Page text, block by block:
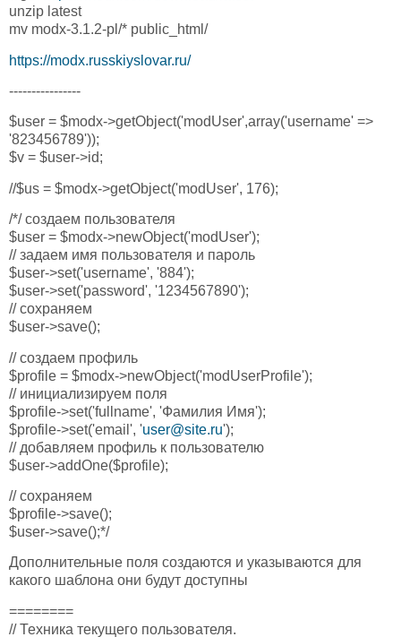
unzip latest
mv modx-3.1.2-pl/* public_html/
https://modx.russkiyslovar.ru/
----------------
$user = $modx->getObject('modUser',array('username' =>
'823456789'));
$v = $user->id;
//$us = $modx->getObject('modUser', 176);
/*/ создаем пользователя
$user = $modx->newObject('modUser');
// задаем имя пользователя и пароль
$user->set('username', '884');
$user->set('password', '1234567890');
// сохраняем
$user->save();
// создаем профиль
$profile = $modx->newObject('modUserProfile');
// инициализируем поля
$profile->set('fullname', 'Фамилия Имя');
$profile->set('email', 'user@site.ru');
// добавляем профиль к пользователю
$user->addOne($profile);
// сохраняем
$profile->save();
$user->save();*/
Дополнительные поля создаются и указываются для
какого шаблона они будут доступны
========
// Техника текущего пользователя.